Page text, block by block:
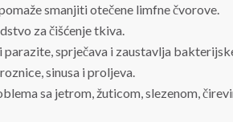
smanjiti otečene limfne čvorove.
za čišćenje tkiva.
sprječava i zaustavlja
sinusa i proljeva.
sa jetrom, žuticom, slezenom,